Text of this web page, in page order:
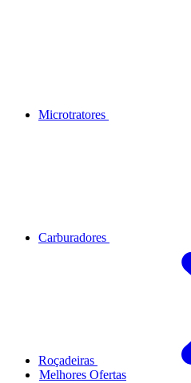
Microtratores
Carburadores
Roçadeiras
Melhores Ofertas